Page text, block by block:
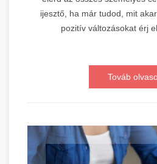
ijesztő, ha már tudod, mit
pozitív változásokat érj
Továb